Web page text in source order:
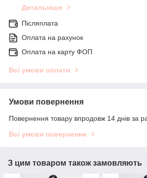
Детальніше
Післяплата
Оплата на рахунок
Оплата на карту ФОП
Всі умови оплати
Умови повернення
Повернення товару впродовж 14 днів за
Всі умови повернення
З цим товаром також замовляють